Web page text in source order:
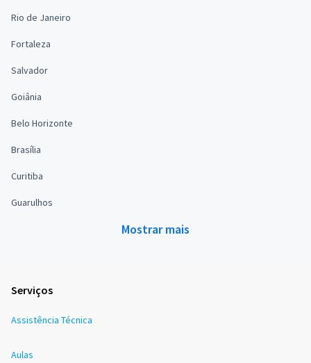
Rio de Janeiro
Fortaleza
Salvador
Goiânia
Belo Horizonte
Brasília
Curitiba
Guarulhos
Mostrar mais
Serviços
Assistência Técnica
Aulas